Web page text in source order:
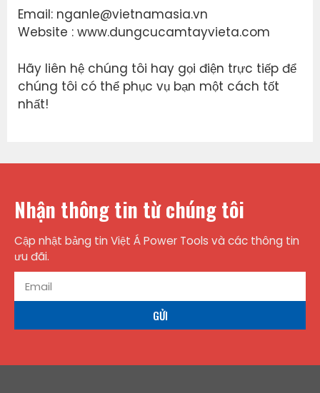
Email: nganle@vietnamasia.vn
Website : www.dungcucamtayvieta.com
Hãy liên hệ chúng tôi hay gọi điện trực tiếp để
chúng tôi có thể phục vụ bạn một cách tốt
nhất!
Nhận thông tin từ chúng tôi
Cập nhật bảng tin Việt Á Power Tools và các thông tin
ưu đãi.
GỬI